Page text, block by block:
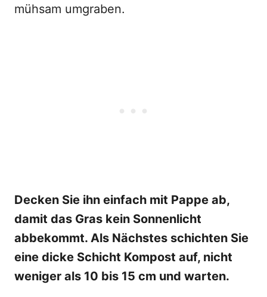
mühsam umgraben.
Decken Sie ihn einfach mit Pappe ab,
damit das Gras kein Sonnenlicht
abbekommt. Als Nächstes schichten Sie
eine dicke Schicht Kompost auf, nicht
weniger als 10 bis 15 cm und warten.